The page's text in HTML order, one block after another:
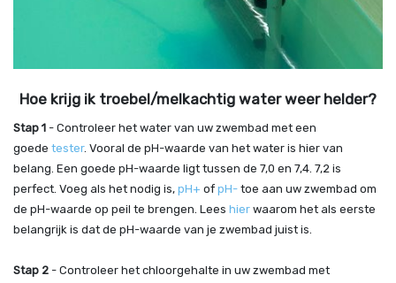
Hoe krijg ik troebel/melkachtig water weer helder?
Stap 1 - Controleer het water van uw zwembad met een
goede tester. Vooral de pH-waarde van het water is hier van
belang. Een goede pH-waarde ligt tussen de 7,0 en 7,4. 7,2 is
perfect. Voeg als het nodig is, pH+ of pH- toe aan uw zwembad om
de pH-waarde op peil te brengen. Lees hier waarom het als eerste
belangrijk is dat de pH-waarde van je zwembad juist is.
Stap 2 - Controleer het chloorgehalte in uw zwembad met